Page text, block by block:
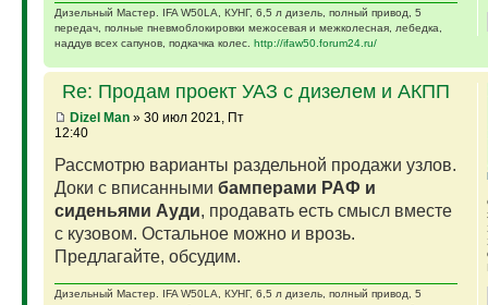
Дизельный Мастер. IFA W50LA, КУНГ, 6,5 л дизель, полный привод, 5
передач, полные пневмоблокировки межосевая и межколесная, лебедка,
наддув всех сапунов, подкачка колес. http://ifaw50.forum24.ru/
Re: Продам проект УАЗ с дизелем и АКПП
Dizel Man» 30 июл 2021, Пт
12:40
Рассмотрю варианты раздельной продажи узлов.
Доки с вписанными бамперами РАФ и
сиденьями Ауди, продавать есть смысл вместе
с кузовом. Остальное можно и врозь.
Предлагайте, обсудим.
Дизельный Мастер. IFA W50LA, КУНГ, 6,5 л дизель, полный привод, 5